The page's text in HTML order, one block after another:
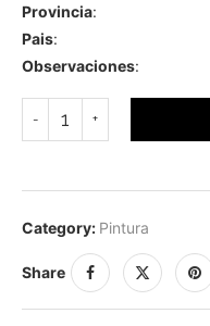
Provincia:
Pais:
Observaciones:
Category: Pintura
Share